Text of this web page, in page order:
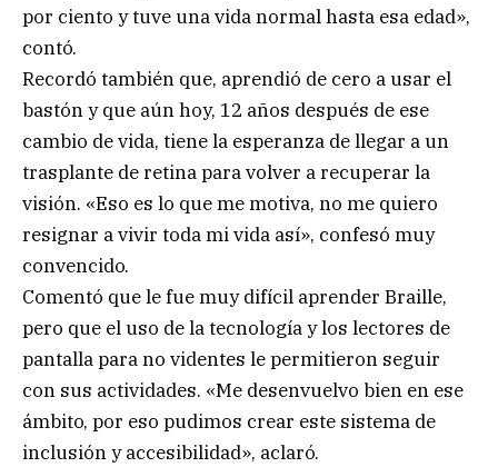
por ciento y tuve una vida normal hasta esa edad»,
contó.
Recordó también que, aprendió de cero a usar el
bastón y que aún hoy, 12 años después de ese
cambio de vida, tiene la esperanza de llegar a un
trasplante de retina para volver a recuperar la
visión. «Eso es lo que me motiva, no me quiero
resignar a vivir toda mi vida así», confesó muy
convencido.
Comentó que le fue muy difícil aprender Braille,
pero que el uso de la tecnología y los lectores de
pantalla para no videntes le permitieron seguir
con sus actividades. «Me desenvuelvo bien en ese
ámbito, por eso pudimos crear este sistema de
inclusión y accesibilidad», aclaró.